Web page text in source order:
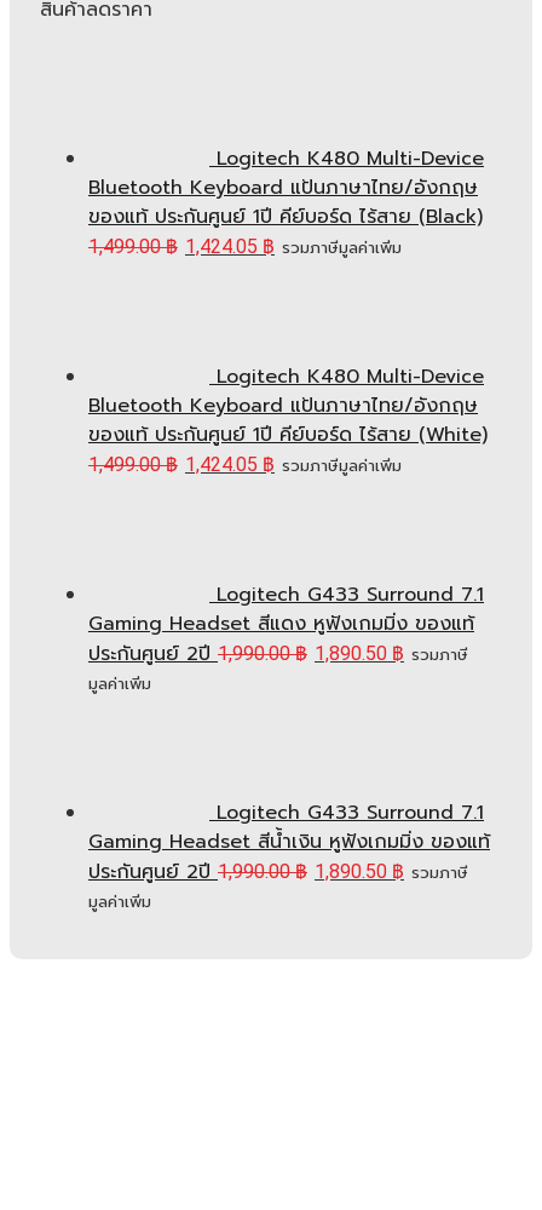
สินค้าลดราคา
Logitech K480 Multi-Device
Bluetooth Keyboard แป้นภาษาไทย/อังกฤษ
ของแท้ ประกันศูนย์ 1ปี คีย์บอร์ด ไร้สาย (Black)
1,499.00฿ 1,424.05 ฿ รวมภาษีมูลค่าเพิ่ม
Logitech K480 Multi-Device
Bluetooth Keyboard แป้นภาษาไทย/อังกฤษ
ของแท้ ประกันศูนย์ 1ปี คีย์บอร์ด ไร้สาย (White)
1,499.00฿ 1,424.05 ฿ รวมภาษีมูลค่าเพิ่ม
Logitech G433 Surround 7.1
Gaming Headset สีแดง หูฟังเกมมิ่ง ของแท้
ประกันศูนย์ 2ปี 1,990.00฿ 1,890.50 ฿ รวมภาษี
มูลค่าเพิ่ม
Logitech G433 Surround 7.1
Gaming Headset สีน้ำเงิน หูฟังเกมมิ่ง ของแท้
ประกันศูนย์ 2ปี 1,990.00฿ 1,890.50 ฿ รวมภาษี
มูลค่าเพิ่ม